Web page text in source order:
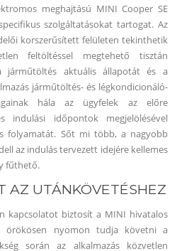
meghajtású MINI Cooper SE
szolgáltatásokat tartogat. Az
korszerűsített felületen tekinthetik
feltöltéssel megtehető tisztán
járműtöltés aktuális állapotát és a
járműtöltés- és légkondicionáló-
hála az ügyfelek az előre
indulási időpontok megjelölésével
folyamatát. Sőt mi több, a nagyobb
az indulás tervezett idejére kellemes
fűthető.
AZ UTÁNKÖVETÉSHEZ
kapcsolatot biztosít a MINI hivatalos
örökösen nyomon tudja követni a
során az alkalmazás közvetlen